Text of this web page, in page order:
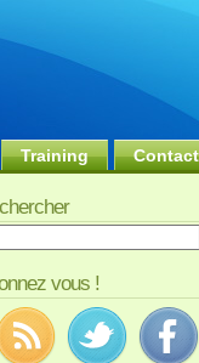
Training Contact
vous !